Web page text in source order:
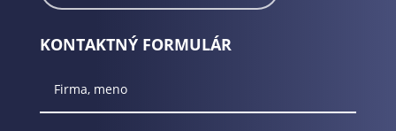
KONTAKTNÝ FORMULÁR